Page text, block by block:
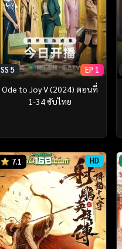
SS 5 EP 1
Ode to Joy V (2024) ตอนที่
1-34 ซับไทย
7.1 HD